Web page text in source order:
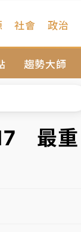
趨勢大師
社會 政治
最重